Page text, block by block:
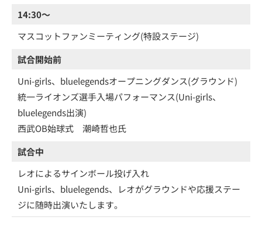
14:30～
マスコットファンミーティング(特設ステージ)
試合開始前
Uni-girls、bluelegendsオープニングダンス(グラウンド)
統一ライオンズ選手入場パフォーマンス(Uni-girls、
bluelegends出演)
西武OB始球式 潮崎哲也氏
試合中
レオによるサインボール投げ入れ
Uni-girls、bluelegends、レオがグラウンドや応援ステー
ジに随時出演いたします。